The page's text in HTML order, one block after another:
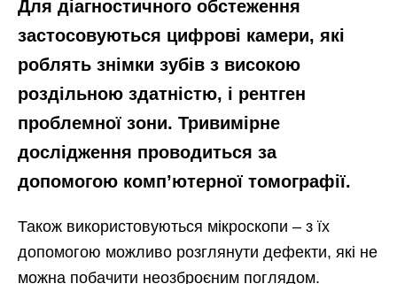
Для діагностичного обстеження
застосовуються цифрові камери, які
роблять знімки зубів з високою
роздільною здатністю, і рентген
проблемної зони. Тривимірне
дослідження проводиться за
допомогою комп’ютерної томографії.
Також використовуються мікроскопи – з їх
допомогою можливо розглянути дефекти, які не
можна побачити неозброєним поглядом.